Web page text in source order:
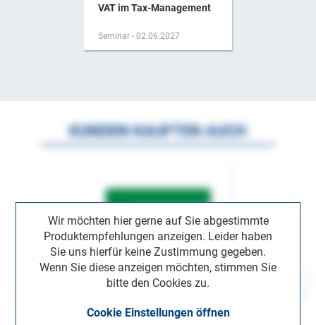
VAT im Tax-Management
Seminar - 02.06.2027
Wir möchten hier gerne auf Sie abgestimmte
Produktempfehlungen anzeigen. Leider haben
Sie uns hierfür keine Zustimmung gegeben.
Wenn Sie diese anzeigen möchten, stimmen Sie
bitte den Cookies zu.
Cookie Einstellungen öffnen
KUNDEN KAUFTEN AUCH